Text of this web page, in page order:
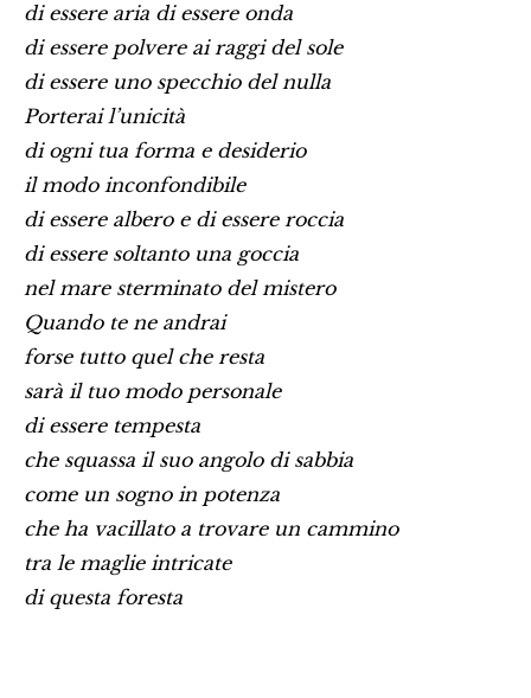
di essere aria di essere onda
di essere polvere ai raggi del sole
di essere uno specchio del nulla
Porterai l’unicità
di ogni tua forma e desiderio
il modo inconfondibile
di essere albero e di essere roccia
di essere soltanto una goccia
nel mare sterminato del mistero
Quando te ne andrai
forse tutto quel che resta
sarà il tuo modo personale
di essere tempesta
che squassa il suo angolo di sabbia
come un sogno in potenza
che ha vacillato a trovare un cammino
tra le maglie intricate
di questa foresta